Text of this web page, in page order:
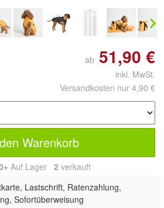
ab 51,90 €
inkl. MwSt.
Versandkosten nur 4,90 €
Warenkorb
Auf Lager 2 verkauft
Lastschrift, Ratenzahlung,
Sofortüberweisung